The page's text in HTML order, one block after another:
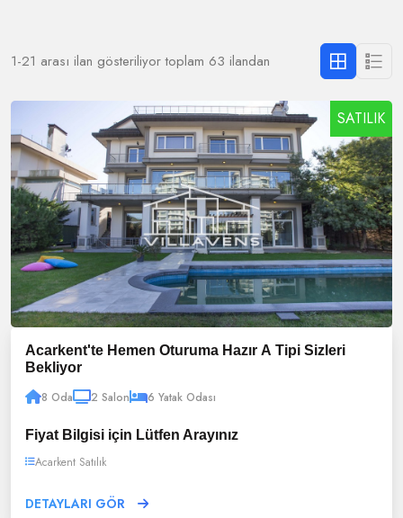
1-21 arası ilan gösteriliyor toplam 63 ilandan
SATILIK
Acarkent'te Hemen Oturuma Hazır A Tipi Sizleri
Bekliyor
8 Oda 2 Salon 6 Yatak Odası
Fiyat Bilgisi için Lütfen Arayınız
Acarkent Satılık
DETAYLARI GÖR